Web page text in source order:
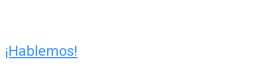
¡Hablemos!